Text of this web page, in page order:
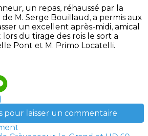
un repas, réhaussé par la
M. Serge Bouillaud, a permis aux
un excellent après-midi, amical
du tirage des rois le sort a
Pont et M. Primo Locatelli.
pour laisser un commentaire